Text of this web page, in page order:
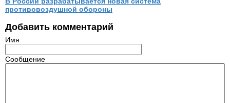
противовоздушной обороны
Добавить комментарий
Имя
Сообщение